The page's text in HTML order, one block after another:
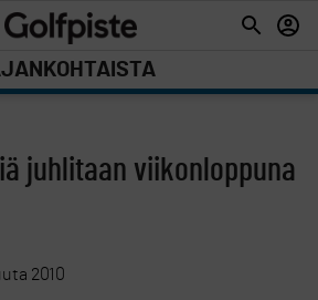
juhlitaan viikonloppuna
2010